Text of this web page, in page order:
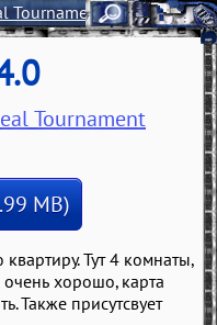
Tournament 2004»Карты
Tournament
MB)
Тут 4 комнаты,
хорошо, карта
Также присутсвует